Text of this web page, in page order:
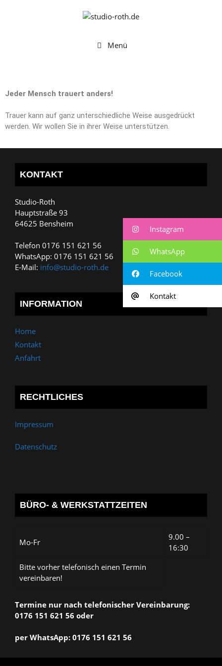
Menü
Jeder Mensch trauert anders!
Trauer kann auf ganz unterschiedliche Weise ausgedrückt
werden. Wir wollen Sie in ihrer Weise unterstützen.
KONTAKT
Studio-Roth
Hauptstraße 93
64625 Bensheim
Telefon 0176 151 621 56
WhatsApp: 0176 151 621 56
E-Mail: info@studio-roth.de
INFORMATION
Home
Kontakt
Anfahrt
RECHTLICHES
Impressum
Datenschutz
BÜRO- & WERKSTATTZEITEN
Mo-Fr
9.00 –
16:30
Bitte vorher telefonisch einen Termin
vereinbaren!
Termine nur nach telefonischer Vereinbarung:
0176 151 621 56 oder
per WhatsApp: 0176 151 621 56
Instagram
WhatsApp
Facebook
Kontakt